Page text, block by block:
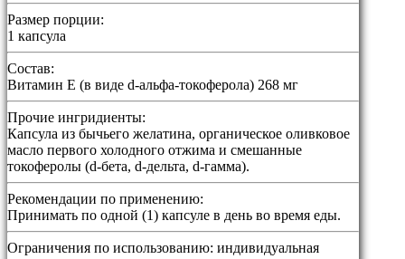
Размер порции:
1 капсула
Состав:
Витамин E (в виде d-альфа-токоферола) 268 мг
Прочие ингридиенты:
Капсула из бычьего желатина, органическое оливковое
масло первого холодного отжима и смешанные
токоферолы (d-бета, d-дельта, d-гамма).
Рекомендации по применению:
Принимать по одной (1) капсуле в день во время еды.
Ограничения по использованию: индивидуальная